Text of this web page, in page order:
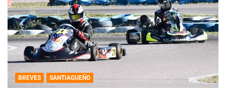
BREVES SANTIAGUEÑO